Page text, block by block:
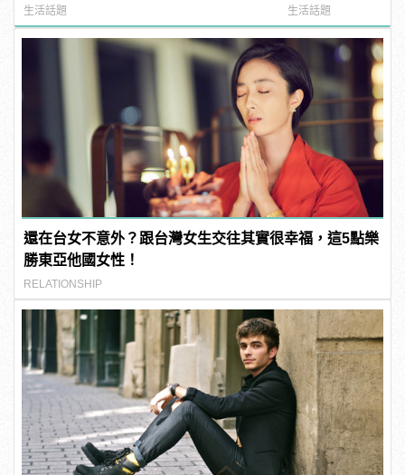
噁心到極致！ | manfashion這樣變型
男
生活話題
資！
生活話題
還在台女不意外？跟台灣女生交往其實很幸福，這5點樂
勝東亞他國女性！
RELATIONSHIP